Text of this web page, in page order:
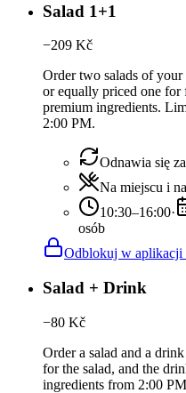
Salad 1+1
−209 Kč
Order two salads of
or equally priced one for
premium ingredients.
2:00 PM.
Odnawia się
Na miejscu i
10:30–16:00·
osób
Odblokuj w aplikacji
Salad + Drink
−80 Kč
Order a salad and a
for the salad, and the
ingredients from 2:00